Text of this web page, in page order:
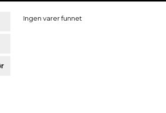
Ingen varer funnet